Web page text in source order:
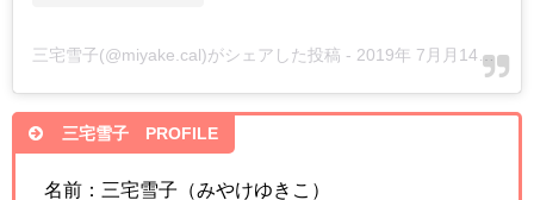
三宅雪子(@miyake.cal)がシェアした投稿 - 2019年 7月月14日午前1時28分PDT
三宅雪子 PROFILE
名前：三宅雪子（みやけゆきこ）